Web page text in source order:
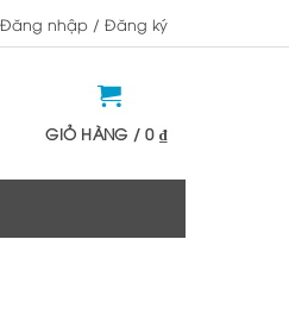
Đăng nhập / Đăng ký
GIỎ HÀNG /0 ₫